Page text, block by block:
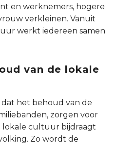
en werknemers, hogere
verkleinen. Vanuit
werkt iedereen samen
van de lokale
het behoud van de
zorgen voor
lokale cultuur bijdraagt
Zo wordt de